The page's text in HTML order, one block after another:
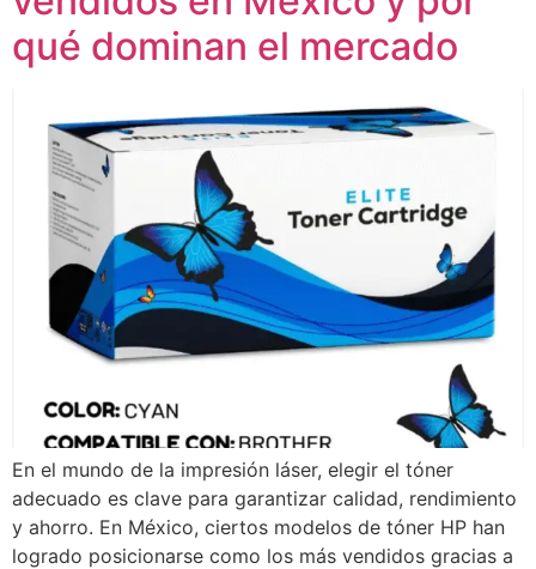
qué dominan el mercado
En el mundo de la impresión láser, elegir el tóner
adecuado es clave para garantizar calidad, rendimiento
y ahorro. En México, ciertos modelos de tóner HP han
logrado posicionarse como los más vendidos gracias a